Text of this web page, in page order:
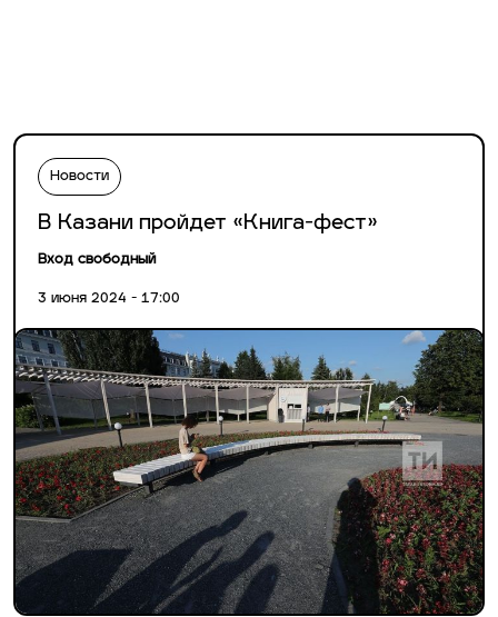
Новости
В Казани пройдет «Книга-фест»
Вход свободный
3 июня 2024 - 17:00